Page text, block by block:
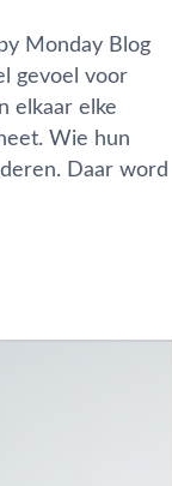
Monday Blog
gevoel voor
elkaar elke
Wie hun
Daar word